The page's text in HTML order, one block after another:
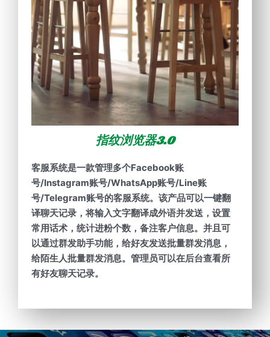
指纹浏览器3.0
客服系统是一款管理多个Facebook账
号/Instagram账号/WhatsApp账号/Line账
号/Telegram账号的客服系统。该产品可以一键翻
译聊天记录，将输入文字翻译成外语并发送，设置
常用话术，统计进粉个数，备注客户信息。并且可
以通过群发助手功能，给好友发送批量群发消息，
给陌生人批量群发消息。管理员可以在后台查看所
有好友聊天记录。